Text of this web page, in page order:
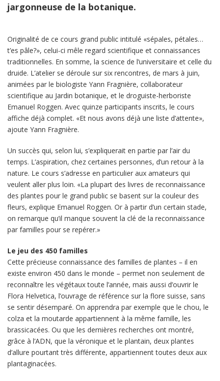
jargonneuse de la botanique.
Originalité de ce cours grand public intitulé «sépales, pétales…
t’es pâle?», celui-ci mêle regard scientifique et connaissances
traditionnelles. En somme, la science de l’universitaire et celle du
druide. L’atelier se déroule sur six rencontres, de mars à juin,
animées par le biologiste Yann Fragnière, collaborateur
scientifique au Jardin botanique, et le droguiste-herboriste
Emanuel Roggen. Avec quinze participants inscrits, le cours
affiche déjà complet. «Et nous avons déjà une liste d’attente»,
ajoute Yann Fragnière.
Un succès qui, selon lui, s’expliquerait en partie par l’air du
temps. L’aspiration, chez certaines personnes, d’un retour à la
nature. Le cours s’adresse en particulier aux amateurs qui
veulent aller plus loin. «La plupart des livres de reconnaissance
des plantes pour le grand public se basent sur la couleur des
fleurs, explique Emanuel Roggen. Or à partir d’un certain stade,
on remarque qu’il manque souvent la clé de la reconnaissance
par familles pour se repérer.»
Le jeu des 450 familles
Cette précieuse connaissance des familles de plantes – il en
existe environ 450 dans le monde – permet non seulement de
reconnaître les végétaux toute l’année, mais aussi d’ouvrir le
Flora Helvetica, l’ouvrage de référence sur la flore suisse, sans
se sentir désemparé. On apprendra par exemple que le chou, le
colza et la moutarde appartiennent à la même famille, les
brassicacées. Ou que les dernières recherches ont montré,
grâce à l’ADN, que la véronique et le plantain, deux plantes
d’allure pourtant très différente, appartiennent toutes deux aux
plantaginacées.